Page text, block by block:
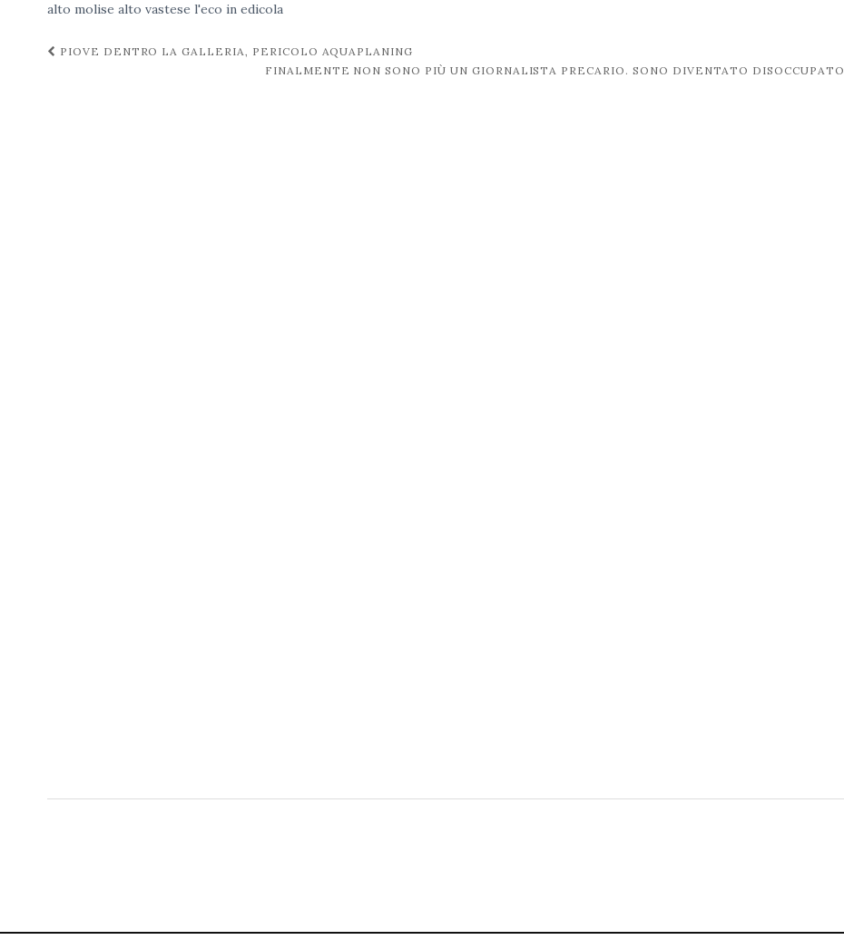
alto molise alto vastese l'eco in edicola
Navigazione
PIOVE DENTRO LA GALLERIA, PERICOLO AQUAPLANING
FINALMENTE NON SONO PIÙ UN GIORNALISTA PRECARIO. SONO DIVENTATO DISOCCUPATO